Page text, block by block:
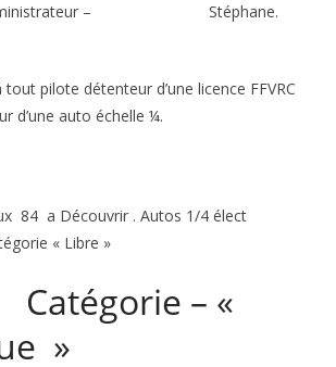
: Administrateur – Stéphane.
pilote détenteur d’une licence FFVRC
d’une auto échelle ¼.
84 a Découvrir . Autos 1/4 élect
« Libre »
– «
»